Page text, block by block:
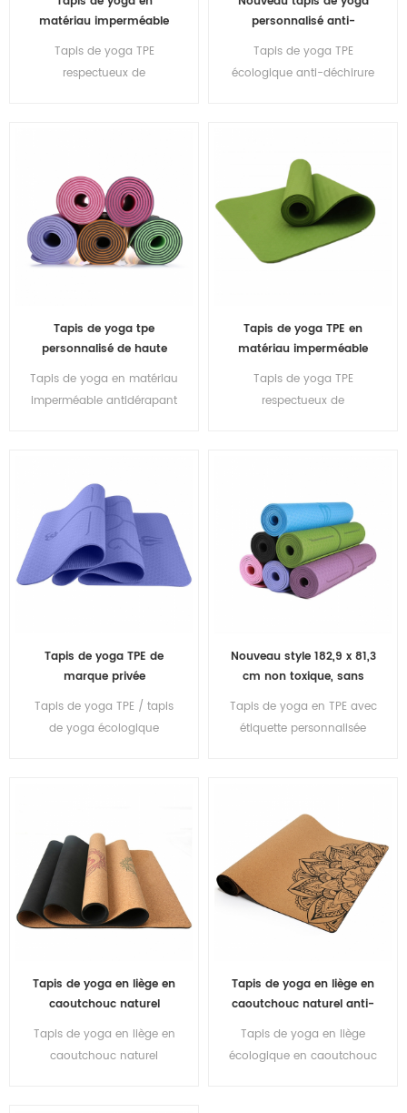
matériau imperméable
écologique en gros
Tapis de yoga TPE
respectueux de
personnalisé anti-
respectueux de
l'environnement
Tapis de yoga TPE
écologique anti-déchirure
Tapis de yoga tpe
personnalisé de haute
qualité de vente chaude
de Chine
Tapis de yoga en matériau
imperméable antidérapant
Tapis de yoga TPE en
matériau imperméable
en gros
Tapis de yoga TPE
respectueux de
Tapis de yoga TPE de
marque privée
personnalisée
antidérapante en gros
Tapis de yoga TPE / tapis
de yoga écologique
Nouveau style 182,9 x 81,3
cm non toxique, sans
yoga 100 % TPE.
Tapis de yoga en TPE avec
étiquette personnalisée
Tapis de yoga en liège en
caoutchouc naturel
d'épaisseur de logo
personnalisé en gros
Tapis de yoga en liège en
caoutchouc naturel
Tapis de yoga en liège en
caoutchouc naturel anti-
dérapant durable
respectueux de
l'environnement
Tapis de yoga en liège
écologique en caoutchouc